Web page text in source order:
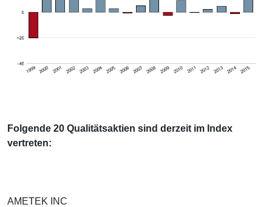
Folgende 20 Qualitätsaktien sind derzeit im Index
vertreten:
AMETEK INC